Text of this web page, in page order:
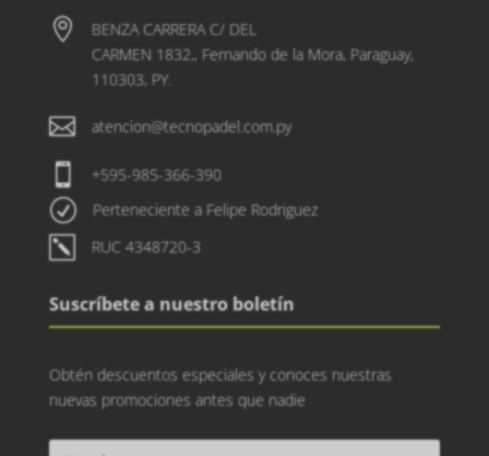

BENZA CARRERA C/ DEL
CARMEN 1832,, Fernando de la Mora, Paraguay,
110303, PY.
 atencion@tecnopadel.com.py
 +595-985-366-390
R Perteneciente a Felipe Rodriguez
k RUC 4348720-3
Suscríbete a nuestro boletín
Obtén descuentos especiales y conoces nuestras
nuevas promociones antes que nadie